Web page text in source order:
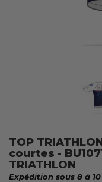
TOP
courtes -
TRIATHLON
Expédition sous 8 à